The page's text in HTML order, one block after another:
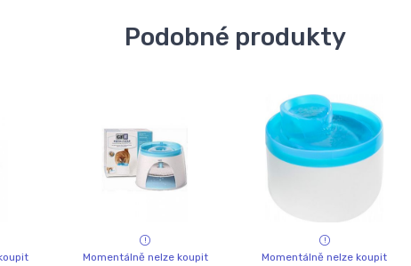
Podobné produkty
Momentálně nelze koupit Momentálně nelze koupit